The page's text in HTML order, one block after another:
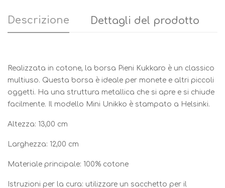
Descrizione Dettagli del prodotto
Realizzata in cotone, la borsa Pieni Kukkaro è un classico
multiuso. Questa borsa è ideale per monete e altri piccoli
oggetti. Ha una struttura metallica che si apre e si chiude
facilmente. Il modello Mini Unikko è stampato a Helsinki.
Altezza: 13,00 cm
Larghezza: 12,00 cm
Materiale principale: 100% cotone
Istruzioni per la cura: utilizzare un sacchetto per il